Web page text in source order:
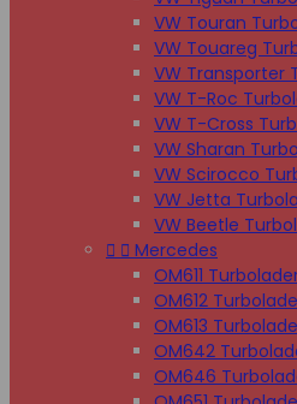
VW Touran
VW Touareg
VW Transporter
VW T-Roc
VW T-Cross
VW Sharan
VW Scirocco
VW Jetta
VW Beetle
  Mercedes
OM611
OM612
OM613
OM642
OM646